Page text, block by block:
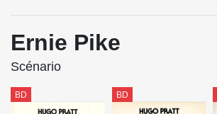
Ernie Pike
Scénario
BD BD